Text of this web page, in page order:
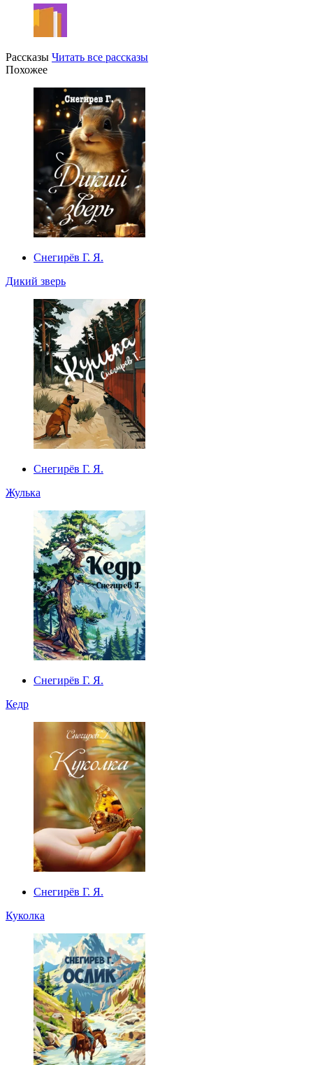
Рассказы Читать все рассказы
Похожее
Снегирёв Г. Я.
Дикий зверь
Снегирёв Г. Я.
Жулька
Снегирёв Г. Я.
Кедр
Снегирёв Г. Я.
Куколка